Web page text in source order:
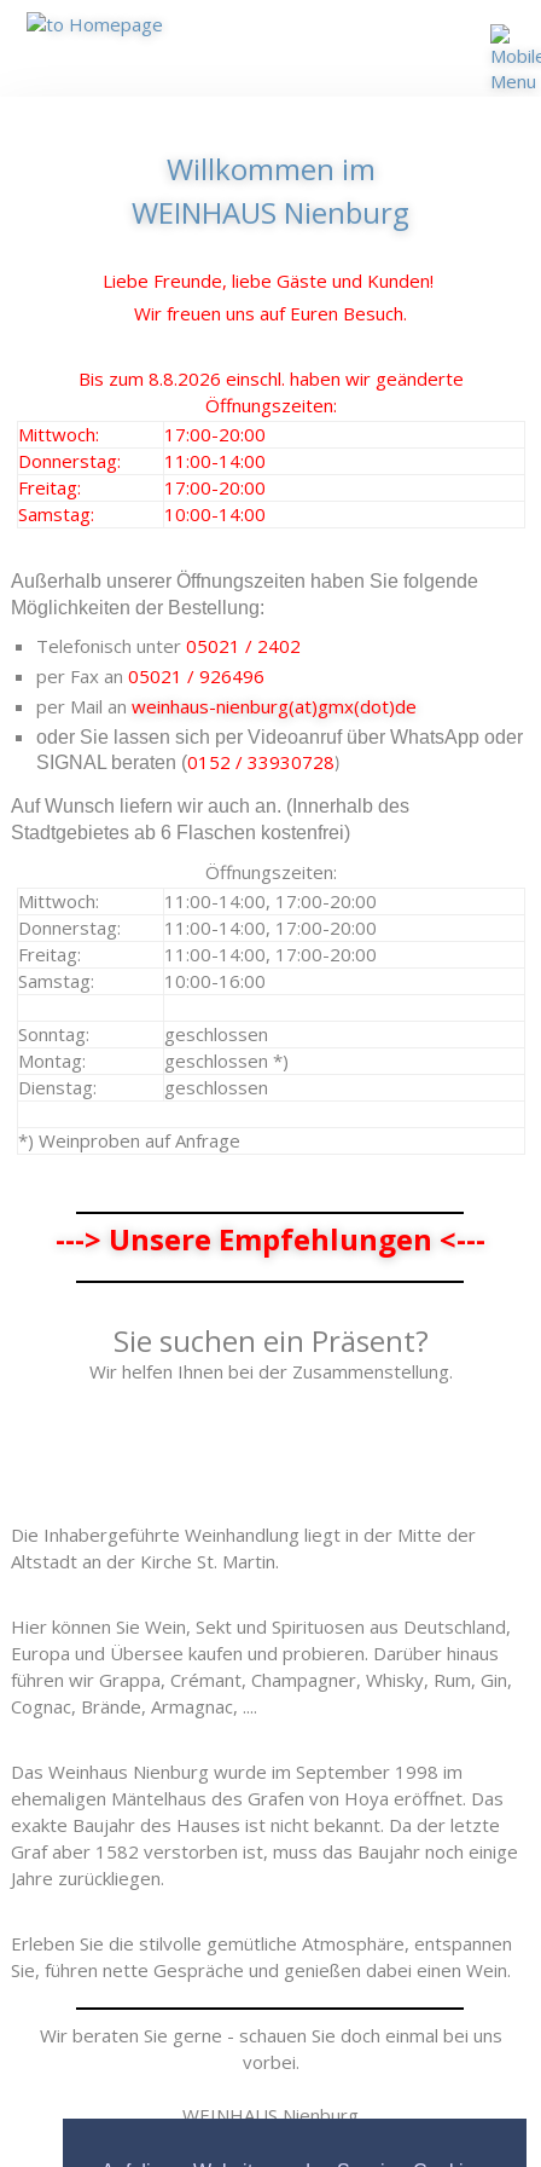
Willkommen im
WEINHAUS Nienburg
Liebe Freunde, liebe Gäste und Kunden!
Wir freuen uns auf Euren Besuch.
Bis zum 8.8.2026 einschl. haben wir geänderte
Öffnungszeiten:
Mittwoch:
17:00-20:00
Donnerstag:
11:00-14:00
Freitag:
17:00-20:00
Samstag:
10:00-14:00
Außerhalb unserer Öffnungszeiten haben Sie folgende
Möglichkeiten der Bestellung:
Telefonisch unter 05021 / 2402
per Fax an 05021 / 926496
per Mail an weinhaus-nienburg(at)gmx(dot)de
oder Sie lassen sich per Videoanruf über WhatsApp oder
SIGNAL beraten (0152 / 33930728)
Auf Wunsch liefern wir auch an. (Innerhalb des
Stadtgebietes ab 6 Flaschen kostenfrei)
Öffnungszeiten:
Mittwoch:
11:00-14:00, 17:00-20:00
Donnerstag:
11:00-14:00, 17:00-20:00
Freitag:
11:00-14:00, 17:00-20:00
Samstag:
10:00-16:00
Sonntag:
geschlossen
Montag:
geschlossen *)
Dienstag:
geschlossen
*) Weinproben auf Anfrage
---> Unsere Empfehlungen <---
Sie suchen ein Präsent?
Wir helfen Ihnen bei der Zusammenstellung.
Die Inhabergeführte Weinhandlung liegt in der Mitte der
Altstadt an der Kirche St. Martin.
Hier können Sie Wein, Sekt und Spirituosen aus Deutschland,
Europa und Übersee kaufen und probieren. Darüber hinaus
führen wir Grappa, Crémant, Champagner, Whisky, Rum, Gin,
Cognac, Brände, Armagnac, ....
Das Weinhaus Nienburg wurde im September 1998 im
ehemaligen Mäntelhaus des Grafen von Hoya eröffnet. Das
exakte Baujahr des Hauses ist nicht bekannt. Da der letzte
Graf aber 1582 verstorben ist, muss das Baujahr noch einige
Jahre zurückliegen.
Erleben Sie die stilvolle gemütliche Atmosphäre, entspannen
Sie, führen nette Gespräche und genießen dabei einen Wein.
Wir beraten Sie gerne - schauen Sie doch einmal bei uns
vorbei.
WEINHAUS Nienburg